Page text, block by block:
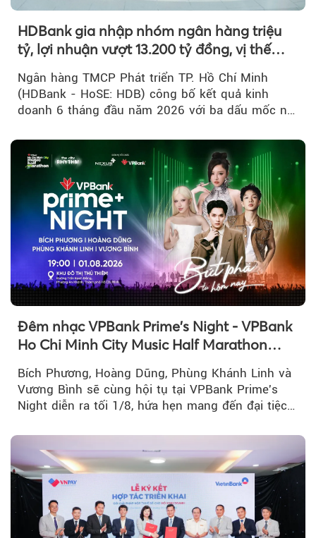
HDBank gia nhập nhóm ngân hàng triệu
tỷ, lợi nhuận vượt 13.200 tỷ đồng, vị thế
mới trên thị trường vốn quốc tế
Ngân hàng TMCP Phát triển TP. Hồ Chí Minh
(HDBank - HoSE: HDB) công bố kết quả kinh
doanh 6 tháng đầu năm 2026 với ba dấu mốc nổi
Đêm nhạc VPBank Prime's Night - VPBank
Ho Chi Minh City Music Half Marathon
Bích Phương, Hoàng Dũng, Phùng Khánh Linh và
Vương Bình sẽ cùng hội tụ tại VPBank Prime's
Night diễn ra tối 1/8, hứa hẹn mang đến đại tiệc